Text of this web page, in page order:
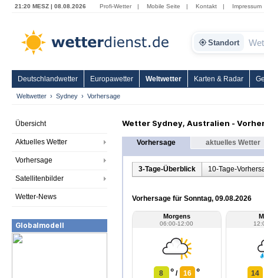
21:20 MESZ | 08.08.2026 Profi-Wetter | Mobile Seite | Kontakt | Impressum
Standort
Deutschlandwetter Europawetter Weltwetter Karten & Radar
Weltwetter Sydney Vorhersage
Übersicht
Aktuelles Wetter
Vorhersage
Satellitenbilder
Wetter-News
Globalmodell
Wetter Sydney, Australien -
Vorhersage aktuelles Wetter
3-Tage-Überblick 10-Tage-
Vorhersage für Sonntag, 09.08.2026
Morgens
06:00-12:00
8 ° / 16 ° 14